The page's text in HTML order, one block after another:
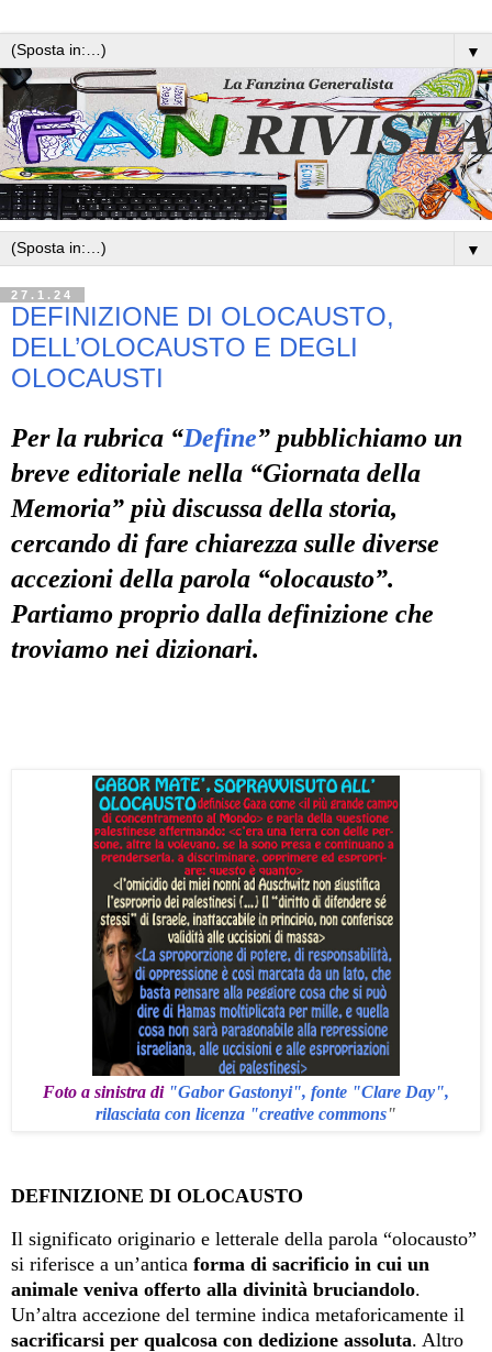
▼
▼
27.1.24
DEFINIZIONE DI OLOCAUSTO,
DELL’OLOCAUSTO E DEGLI
OLOCAUSTI
Per la rubrica “Define” pubblichiamo un
breve editoriale nella “Giornata della
Memoria” più discussa della storia,
cercando di fare chiarezza sulle diverse
accezioni della parola “olocausto”.
Partiamo proprio dalla definizione che
troviamo nei dizionari.
Foto a sinistra di "Gabor Gastonyi", fonte "Clare Day",
rilasciata con licenza "creative commons"
DEFINIZIONE DI OLOCAUSTO
Il significato originario e letterale della parola “olocausto”
si riferisce a un’antica forma di sacrificio in cui un
animale veniva offerto alla divinità bruciandolo.
Un’altra accezione del termine indica metaforicamente il
sacrificarsi per qualcosa con dedizione assoluta. Altro